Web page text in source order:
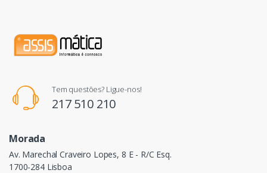
Tem questões? Ligue-nos!
217 510 210
Morada
Av. Marechal Craveiro Lopes, 8 E - R/C Esq.
1700-284 Lisboa